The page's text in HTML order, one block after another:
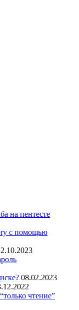
на пентесте
с помощью
08.02.2023
чтение”